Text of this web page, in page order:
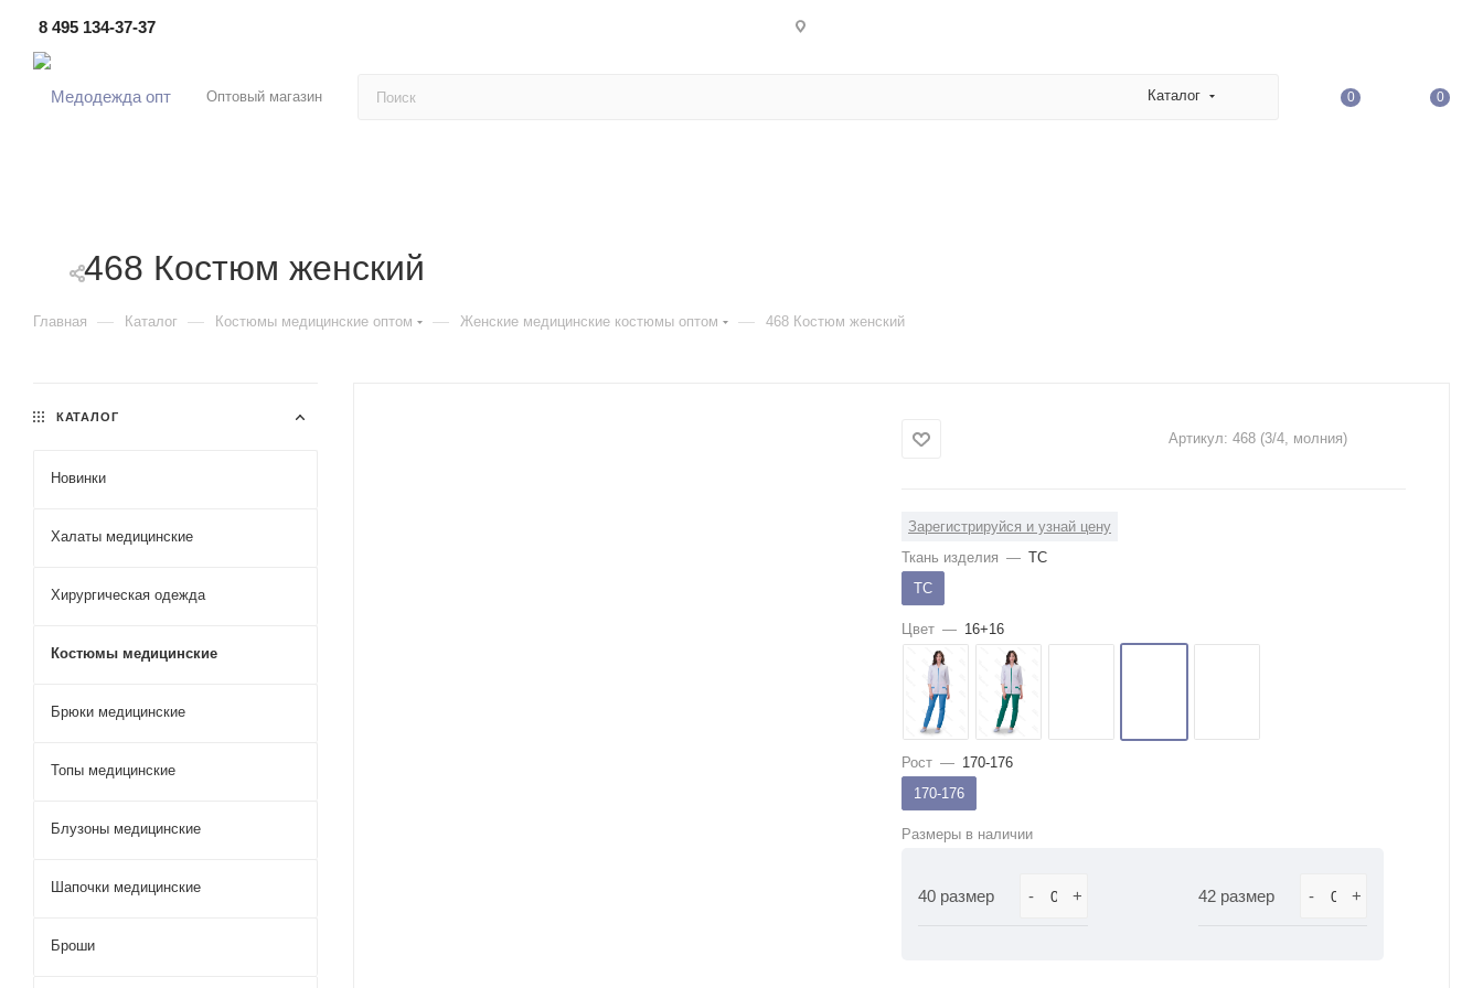
8 495 134-37-37
Оптовый магазин Каталог 0 0
468 Костюм женский
Главная — Каталог — Костюмы медицинские оптом — Женские медицинские костюмы оптом — 468 Костюм женский
Артикул: 468 (3/4, молния)
Зарегистрируйся и узнай цену
Ткань изделия — ТС
ТС
Цвет — 16+16
Рост — 170-176
170-176
Размеры в наличии
40 размер - + 42 размер - +
КАТАЛОГ
Новинки
Халаты медицинские
Хирургическая одежда
Костюмы медицинские
Брюки медицинские
Топы медицинские
Блузоны медицинские
Шапочки медицинские
Броши